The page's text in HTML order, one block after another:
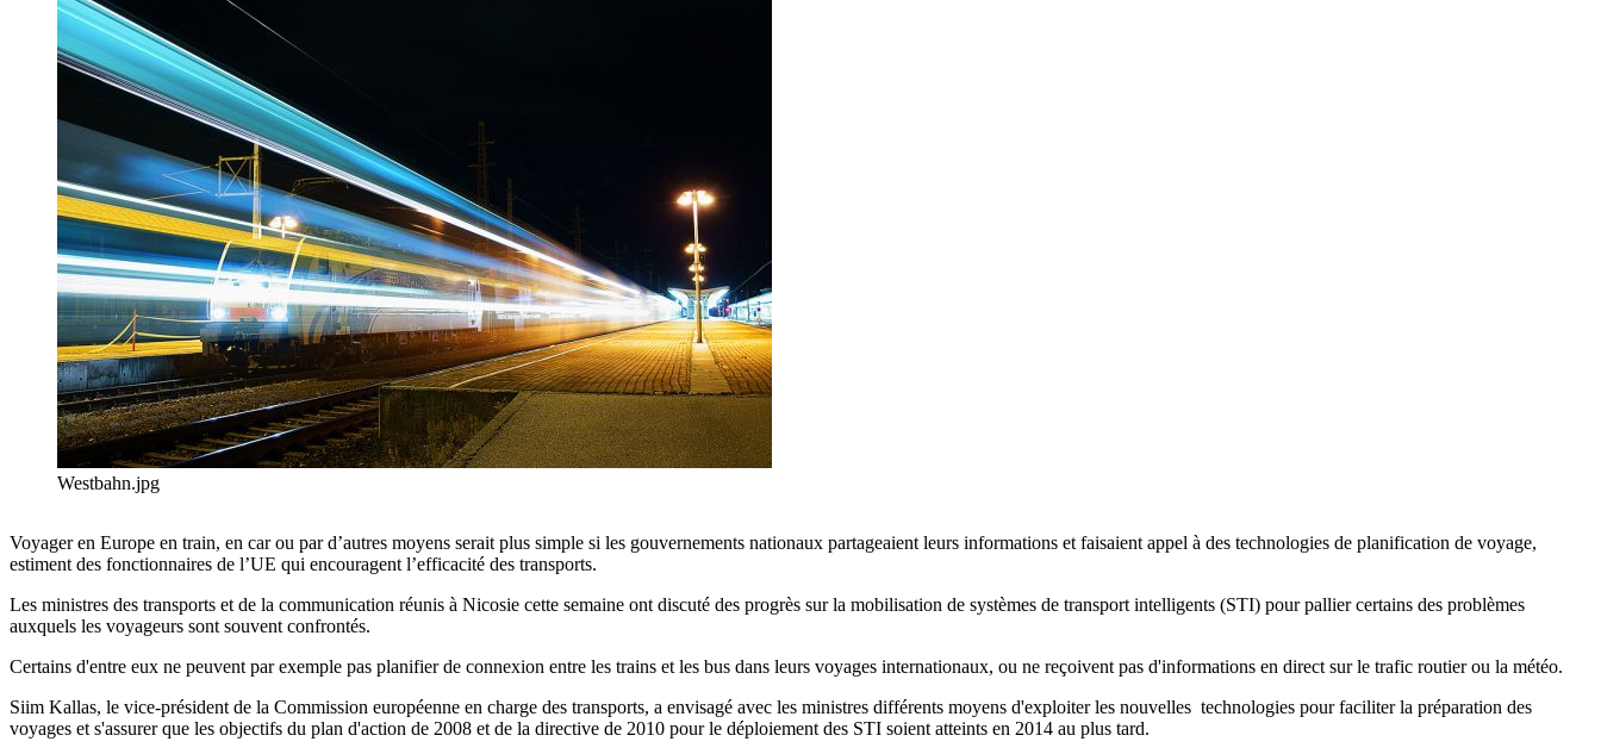
Westbahn.jpg
Voyager en Europe en train, en car ou par d’autres moyens serait plus simple si les gouvernements nationaux partageaient leurs informations et faisaient appel à des technologies de planification de voyage,
estiment des fonctionnaires de l’UE qui encouragent l’efficacité des transports.
Les ministres des transports et de la communication réunis à Nicosie cette semaine ont discuté des progrès sur la mobilisation de systèmes de transport intelligents (STI) pour pallier certains des problèmes
auxquels les voyageurs sont souvent confrontés.
Certains d'entre eux ne peuvent par exemple pas planifier de connexion entre les trains et les bus dans leurs voyages internationaux, ou ne reçoivent pas d'informations en direct sur le trafic routier ou la météo.
Siim Kallas, le vice-président de la Commission européenne en charge des transports, a envisagé avec les ministres différents moyens d'exploiter les nouvelles technologies pour faciliter la préparation des
voyages et s'assurer que les objectifs du plan d'action de 2008 et de la directive de 2010 pour le déploiement des STI soient atteints en 2014 au plus tard.